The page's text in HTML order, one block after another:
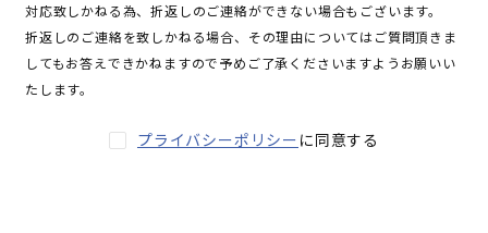
対応致しかねる為、折返しのご連絡ができない場合もございます。
折返しのご連絡を致しかねる場合、その理由についてはご質問頂きま
してもお答えできかねますので予めご了承くださいますようお願いい
たします。
プライバシーポリシー に同意する